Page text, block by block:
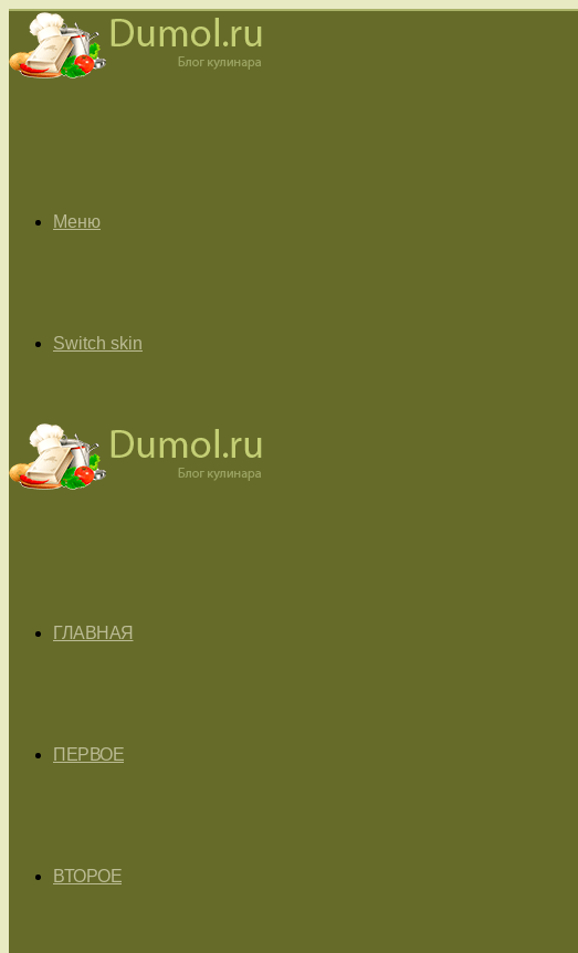
Меню
Switch skin
ГЛАВНАЯ
ПЕРВОЕ
ВТОРОЕ